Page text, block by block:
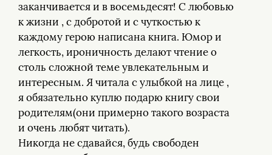
заканчивается и в восемьдесят! С любовью
к жизни , с добротой и с чуткостью к
каждому герою написана книга. Юмор и
легкость, ироничность делают чтение о
столь сложной теме увлекательным и
интересным. Я читала с улыбкой на лице ,
я обязательно куплю подарю книгу свои
родителям(они примерно такого возраста
и очень любят читать).
Никогда не сдавайся, будь свободен